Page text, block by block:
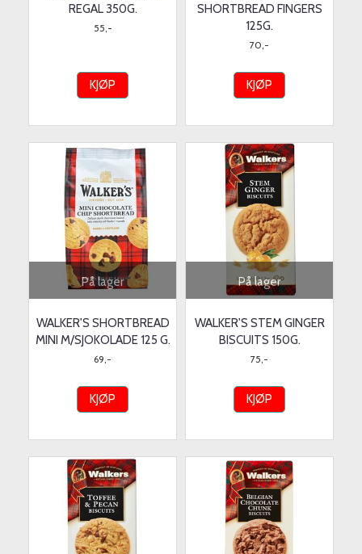
REGAL 350G.
55,-
KJØP
SHORTBREAD FINGERS
125G.
70,-
KJØP
På lager
WALKER'S SHORTBREAD
MINI M/SJOKOLADE 125 G.
69,-
KJØP
På lager
WALKER'S STEM GINGER
BISCUITS 150G.
75,-
KJØP